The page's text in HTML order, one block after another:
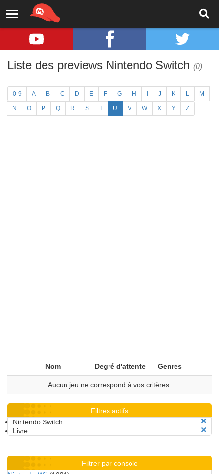
Liste des previews Nintendo Switch (0)
0-9 A B C D E F G H J K L M
N O P Q R S T U V W X Y Z
Nom Degré d'attente Genres
Aucun jeu ne correspond à vos critères.
Filtres actifs
Nintendo Switch
Livre
Filtrer par console